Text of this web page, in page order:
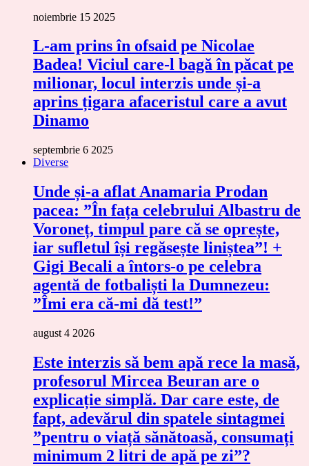
noiembrie 15 2025
L-am prins în ofsaid pe Nicolae
Badea! Viciul care-l bagă în păcat pe
milionar, locul interzis unde și-a
aprins țigara afaceristul care a avut
Dinamo
septembrie 6 2025
Diverse
Unde și-a aflat Anamaria Prodan
pacea: ”În fața celebrului Albastru de
Voroneț, timpul pare că se oprește,
iar sufletul își regăsește liniștea”! +
Gigi Becali a întors-o pe celebra
agentă de fotbaliști la Dumnezeu:
”Îmi era că-mi dă test!”
august 4 2026
Este interzis să bem apă rece la masă,
profesorul Mircea Beuran are o
explicație simplă. Dar care este, de
fapt, adevărul din spatele sintagmei
”pentru o viață sănătoasă, consumați
minimum 2 litri de apă pe zi”?